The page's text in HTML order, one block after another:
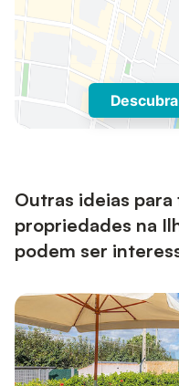
Outras ideias
propriedades na
podem ser